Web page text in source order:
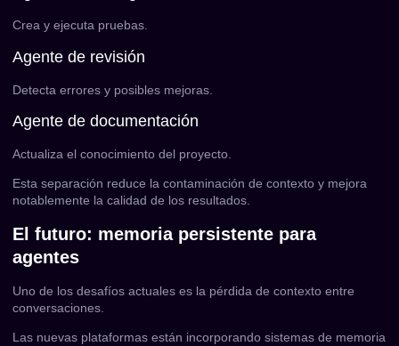
Crea y ejecuta pruebas.
Agente de revisión
Detecta errores y posibles mejoras.
Agente de documentación
Actualiza el conocimiento del proyecto.
Esta separación reduce la contaminación de contexto y mejora
notablemente la calidad de los resultados.
El futuro: memoria persistente para
agentes
Uno de los desafíos actuales es la pérdida de contexto entre
conversaciones.
Las nuevas plataformas están incorporando sistemas de memoria